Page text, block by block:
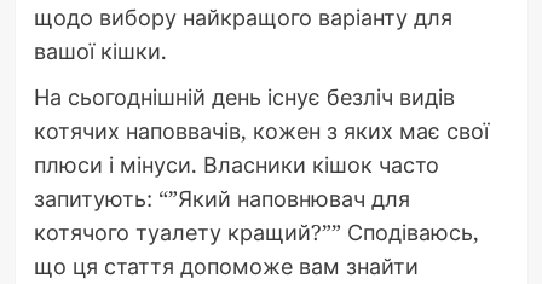
щодо вибору найкращого варіанту для
вашої кішки.
На сьогоднішній день існує безліч видів
котячих наповвачів, кожен з яких має свої
плюси і мінуси. Власники кішок часто
запитують: “”Який наповнювач для
котячого туалету кращий?”” Сподіваюсь,
що ця стаття допоможе вам знайти